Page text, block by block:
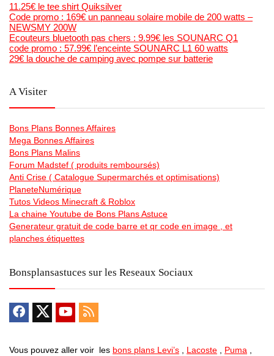
11.25€ le tee shirt Quiksilver
Code promo : 169€ un panneau solaire mobile de 200 watts –
NEWSMY 200W
Ecouteurs bluetooth pas chers : 9.99€ les SOUNARC Q1
code promo : 57.99€ l’enceinte SOUNARC L1 60 watts
29€ la douche de camping avec pompe sur batterie
A Visiter
Bons Plans Bonnes Affaires
Mega Bonnes Affaires
Bons Plans Malins
Forum Madstef ( produits remboursés)
Anti Crise ( Catalogue Supermarchés et optimisations)
PlaneteNumérique
Tutos Videos Minecraft & Roblox
La chaine Youtube de Bons Plans Astuce
Generateur gratuit de code barre et qr code en image , et
planches étiquettes
Bonsplansastuces sur les Reseaux Sociaux
Vous pouvez aller voir les bons plans Levi’s Lacoste Puma